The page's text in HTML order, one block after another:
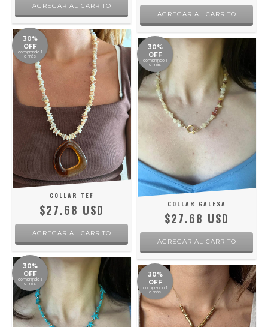
30%
OFF
comprando 1
o más
COLLAR TEF
$27.68 USD
30%
OFF
comprando 1
o más
COLLAR GALESA
$27.68 USD
30%
OFF
comprando 1
o más
30%
OFF
comprando 1
o más